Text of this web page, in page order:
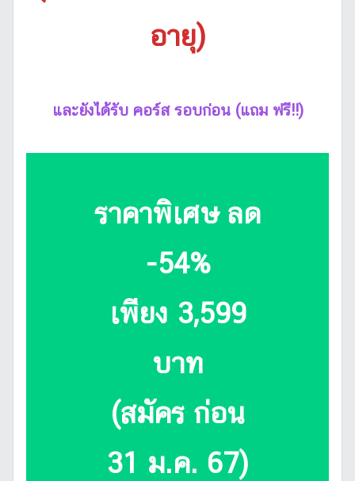
อายุ)
และยังได้รับ คอร์ส รอบก่อน (แถม ฟรี!!)
ราคาพิเศษ ลด
-54%
เพียง 3,599
บาท
(สมัคร ก่อน
31 ม.ค. 67)